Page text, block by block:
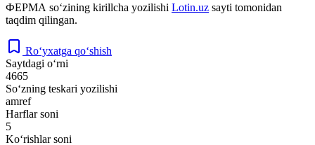
ФЕРМА so‘zining kirillcha yozilishi Lotin.uz sayti tomonidan
taqdim qilingan.
Ro‘yxatga qo‘shish
Saytdagi o‘rni
4665
So‘zning teskari yozilishi
amref
Harflar soni
5
Ko‘rishlar soni